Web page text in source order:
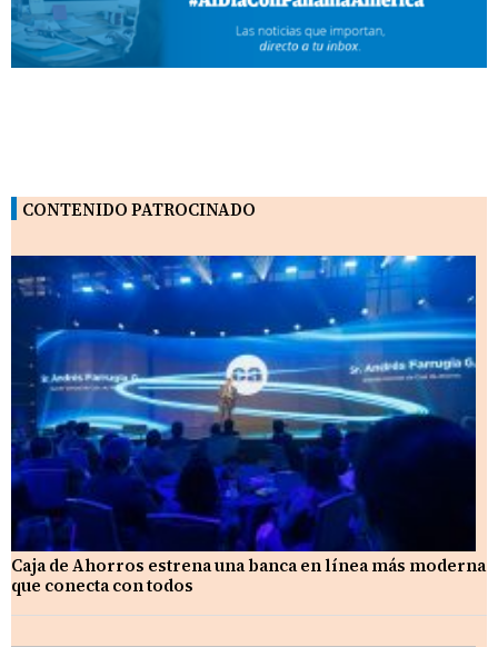
CONTENIDO PATROCINADO
Caja de Ahorros estrena una banca en línea más moderna
que conecta con todos